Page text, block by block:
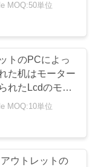
て
295
MOQ:50単位
トのPCによっ
た机はモーター
れたLcdのモニ
昇を取付けた
MOQ:10単位
ウトレットの